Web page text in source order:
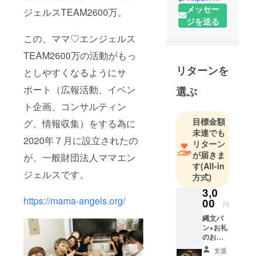
ジェルスTEAM2600万。
この、ママ♡エンジェルス
TEAM2600万の活動がもっ
としやすくなるようにサ
ポート（広報活動、イベン
ト企画、コンサルティン
グ、情報収集）をする為に
2020年７月に設立されたの
が、一般財団法人ママエン
ジェルスです。
https://mama-angels.org/
チーム以上
あり
消費者団体
です。
食、健康、
教育のこと
等ママや市
民の声が反
映される
「いのちが
優先される
みんなが暮
らしやすい
社会」にし
ていくため
に設立され
メッセー
ジを送る
リターンを
選ぶ
目標金額
未達でも
リターン
が届きま
す(All-in
方式)
3,0
00 円
縄文パ
ン+お礼
のお手
紙+非加
支援